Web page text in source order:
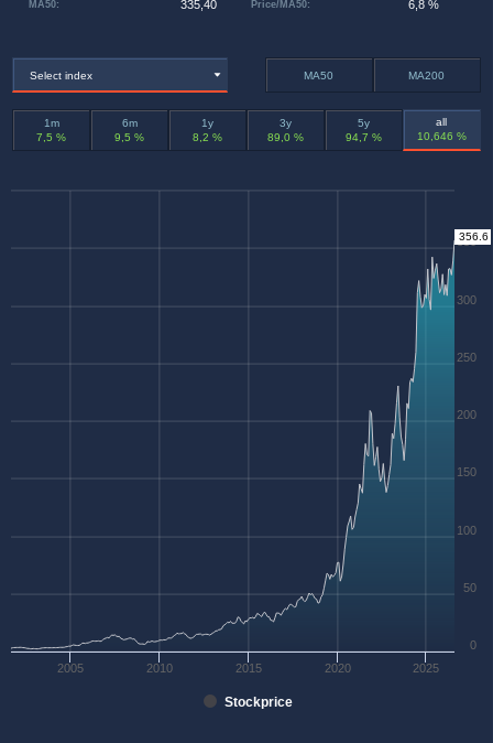
MA50: 335,40 Price/MA50: 6,8 %
Select index MA50 MA200
1m
7,5 %
6m
9,5 %
1y
8,2 %
3y
89,0 %
5y
94,7 %
all
10,646 %
Stockprice
2005 2010 2015 2020 2025
0
50
100
150
200
250
300
350
356.6